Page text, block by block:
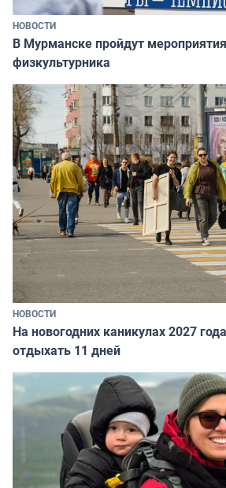
НОВОСТИ
В Мурманске пройдут
физкультурника
НОВОСТИ
На новогодних каникулах 2027
отдыхать 11 дней